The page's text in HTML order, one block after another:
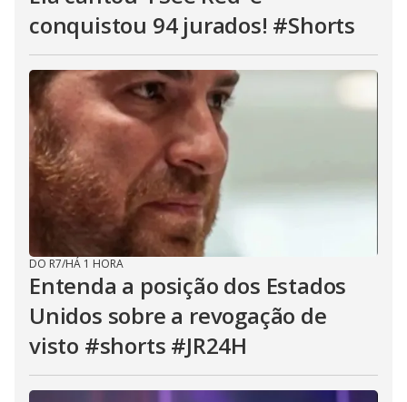
conquistou 94 jurados! #Shorts
DO R7/HÁ 1 HORA
Entenda a posição dos Estados
Unidos sobre a revogação de
visto #shorts #JR24H